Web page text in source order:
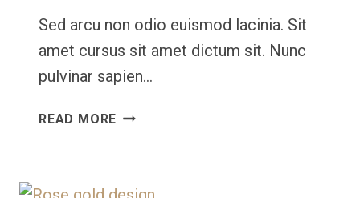
Sed arcu non odio euismod lacinia. Sit
amet cursus sit amet dictum sit. Nunc
pulvinar sapien…
READ MORE PASSION